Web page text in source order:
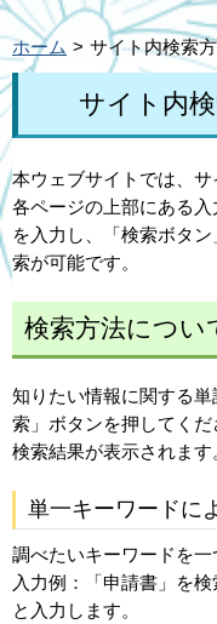
ホーム サイト内検索
サイト内
本ウェブサイトでは、サ
各ページの上部にある
を入力し、「検索ボタ
索が可能です。
検索方法につい
知りたい情報に関する
索」ボタンを押してくだ
検索結果が表示されます
単一キーワードに
調べたいキーワードを一
入力例：「申請書」を
と入力します。